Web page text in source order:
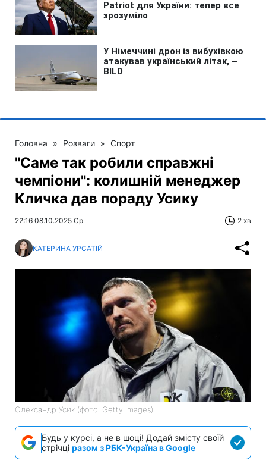
Головна » Розваги » Спорт
"Саме так робили справжні
чемпіони": колишній менеджер
Кличка дав пораду Усику
22:16 08.10.2025 Ср 2 хв
КАТЕРИНА УРСАТІЙ
Олександр Усик (фото: Getty Images)
Будь у курсі, а не в шоці! Додай змісту своїй
стрічці разом з РБК-Україна в Google